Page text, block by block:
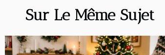
Sur Le Même Sujet